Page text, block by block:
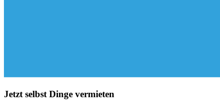
Jetzt selbst Dinge vermieten